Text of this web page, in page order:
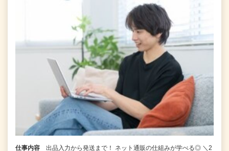
仕事内容
出品入力から発送まで！ ネット通販の仕組みが学べる◎ ＼2